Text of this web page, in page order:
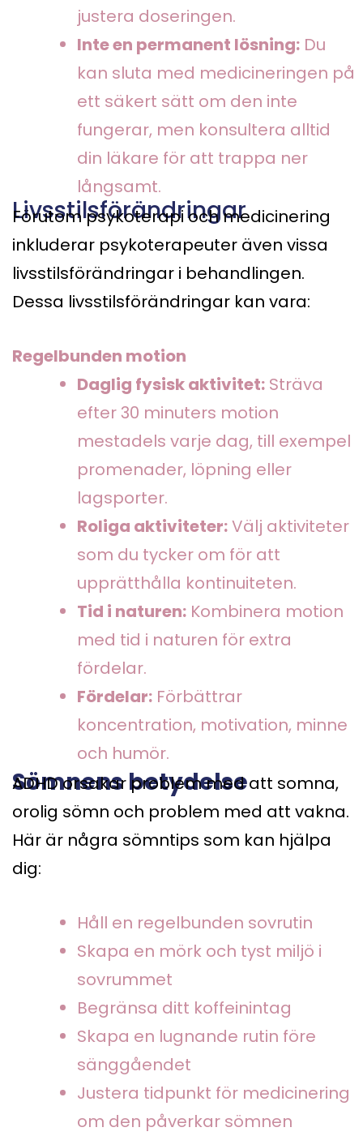
justera doseringen.
Inte en permanent lösning: Du
kan sluta med medicineringen på
ett säkert sätt om den inte
fungerar, men konsultera alltid
din läkare för att trappa ner
långsamt.
Livsstilsförändringar
Förutom psykoterapi och medicinering
inkluderar psykoterapeuter även vissa
livsstilsförändringar i behandlingen.
Dessa livsstilsförändringar kan vara:
Regelbunden motion
Daglig fysisk aktivitet: Sträva
efter 30 minuters motion
mestadels varje dag, till exempel
promenader, löpning eller
lagsporter.
Roliga aktiviteter:Välj aktiviteter
som du tycker om för att
upprätthålla kontinuiteten.
Tid i naturen: Kombinera motion
med tid i naturen för extra
fördelar.
Fördelar: Förbättrar
koncentration, motivation, minne
och humör.
Sömnens betydelse
ADHD orsakar problem med att somna,
orolig sömn och problem med att vakna.
Här är några sömntips som kan hjälpa
dig:
Håll en regelbunden sovrutin
Skapa en mörk och tyst miljö i
sovrummet
Begränsa ditt koffeinintag
Skapa en lugnande rutin före
sänggåendet
Justera tidpunkt för medicinering
om den påverkar sömnen